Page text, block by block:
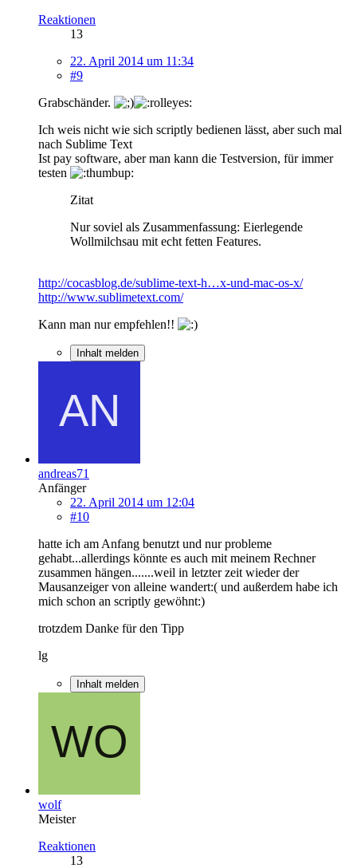
Reaktionen
13
22. April 2014 um 11:34
#9
Grabschänder.
Ich weis nicht wie sich scriptly bedienen lässt, aber such mal
nach Sublime Text
Ist pay software, aber man kann die Testversion, für immer
testen
Zitat
Nur soviel als Zusammenfassung: Eierlegende
Wollmilchsau mit echt fetten Features.
http://cocasblog.de/sublime-text-h…x-und-mac-os-x/
http://www.sublimetext.com/
Kann man nur empfehlen!!
Inhalt melden
andreas71
Anfänger
22. April 2014 um 12:04
#10
hatte ich am Anfang benutzt und nur probleme
gehabt...allerdings könnte es auch mit meinem Rechner
zusammen hängen.......weil in letzter zeit wieder der
Mausanzeiger von alleine wandert:( und außerdem habe ich
mich schon an scriptly gewöhnt:)
trotzdem Danke für den Tipp
lg
Inhalt melden
wolf
Meister
Reaktionen
13